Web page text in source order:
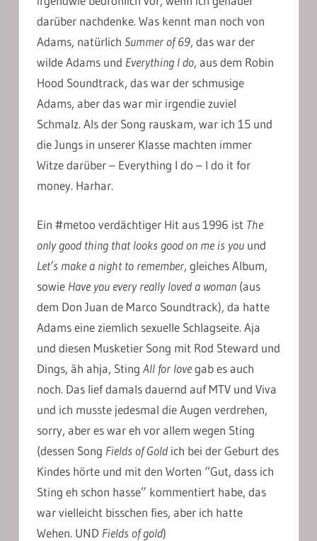
darüber nachdenke. Was kennt man noch von
Adams, natürlich Summer of 69, das war der
wilde Adams und Everything I do, aus dem Robin
Hood Soundtrack, das war der schmusige
Adams, aber das war mir irgendie zuviel
Schmalz. Als der Song rauskam, war ich 15 und
die Jungs in unserer Klasse machten immer
Witze darüber – Everything I do – I do it for
money. Harhar.
Ein #metoo verdächtiger Hit aus 1996 ist The
only good thing that looks good on me is you und
Let’s make a night to remember, gleiches Album,
sowie Have you every really loved a woman (aus
dem Don Juan de Marco Soundtrack), da hatte
Adams eine ziemlich sexuelle Schlagseite. Aja
und diesen Musketier Song mit Rod Steward und
Dings, äh ahja, Sting All for lovegab es auch
noch. Das lief damals dauernd auf MTV und Viva
und ich musste jedesmal die Augen verdrehen,
sorry, aber es war eh vor allem wegen Sting
(dessen Song Fields of Gold ich bei der Geburt des
Kindes hörte und mit den Worten “Gut, dass ich
Sting eh schon hasse” kommentiert habe, das
war vielleicht bisschen fies, aber ich hatte
Wehen. UND Fields of gold)